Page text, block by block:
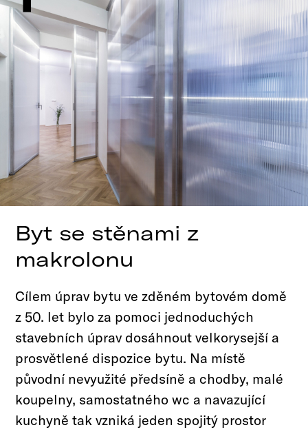
×
#Urbanismus
#Realizace
#Interiér
#Ocenění
#Soutěže
#Realizace
Byt se stěnami z
makrolonu
Cílem úprav bytu ve zděném bytovém domě
z 50. let bylo za pomoci jednoduchých
stavebních úprav dosáhnout velkorysejší a
prosvětlené dispozice bytu. Na místě
původní nevyužité předsíně a chodby, malé
koupelny, samostatného wc a navazující
kuchyně tak vzniká jeden spojitý prostor